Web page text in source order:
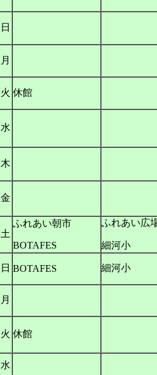
日
月
火 休館
水
木
金
土
ふれあい朝市
BOTAFES
ふれあい広
細河小
日 BOTAFES 細河小
月
火 休館
水